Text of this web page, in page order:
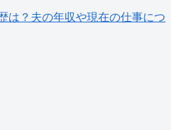
は？夫の年収や現在の仕事につ